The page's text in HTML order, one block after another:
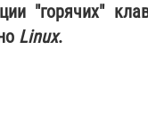
"горячих"
Linux.